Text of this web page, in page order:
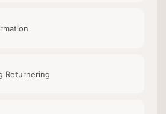
Returnering